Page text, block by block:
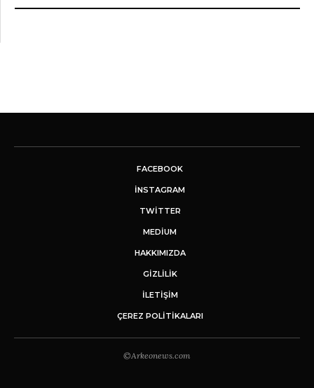
FACEBOOK
INSTAGRAM
TWITTER
MEDIUM
HAKKIMIZDA
GİZLİLİK
İLETIŞIM
ÇEREZ POLITIKALARI
©Arkeonews.com